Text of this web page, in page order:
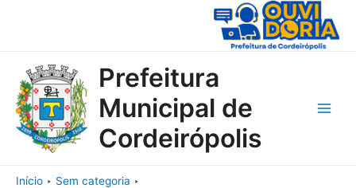
Prefeitura
Municipal de
Cordeirópolis
Início
Sem categoria